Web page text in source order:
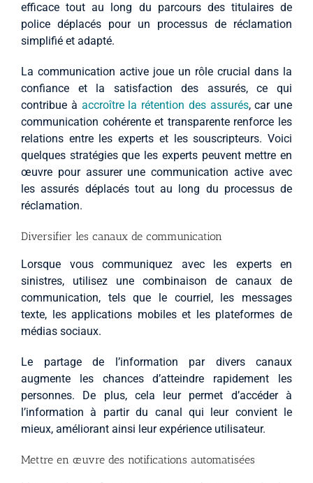
efficace tout au long du parcours des titulaires de
police déplacés pour un processus de réclamation
simplifié et adapté.
La communication active joue un rôle crucial dans la
confiance et la satisfaction des assurés, ce qui
contribue à accroître la rétention des assurés, car une
communication cohérente et transparente renforce les
relations entre les experts et les souscripteurs. Voici
quelques stratégies que les experts peuvent mettre en
œuvre pour assurer une communication active avec
les assurés déplacés tout au long du processus de
réclamation.
Diversifier les canaux de communication
Lorsque vous communiquez avec les experts en
sinistres, utilisez une combinaison de canaux de
communication, tels que le courriel, les messages
texte, les applications mobiles et les plateformes de
médias sociaux.
Le partage de l’information par divers canaux
augmente les chances d’atteindre rapidement les
personnes. De plus, cela leur permet d’accéder à
l’information à partir du canal qui leur convient le
mieux, améliorant ainsi leur expérience utilisateur.
Mettre en œuvre des notifications automatisées